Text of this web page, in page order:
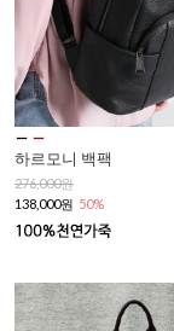
하르모니 백팩
276,000원
138,000원 50%